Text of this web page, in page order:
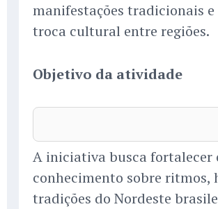
manifestações tradicionais
troca cultural entre regiões.
Objetivo da atividade
A iniciativa busca fortalecer
conhecimento sobre ritmos,
tradições do Nordeste